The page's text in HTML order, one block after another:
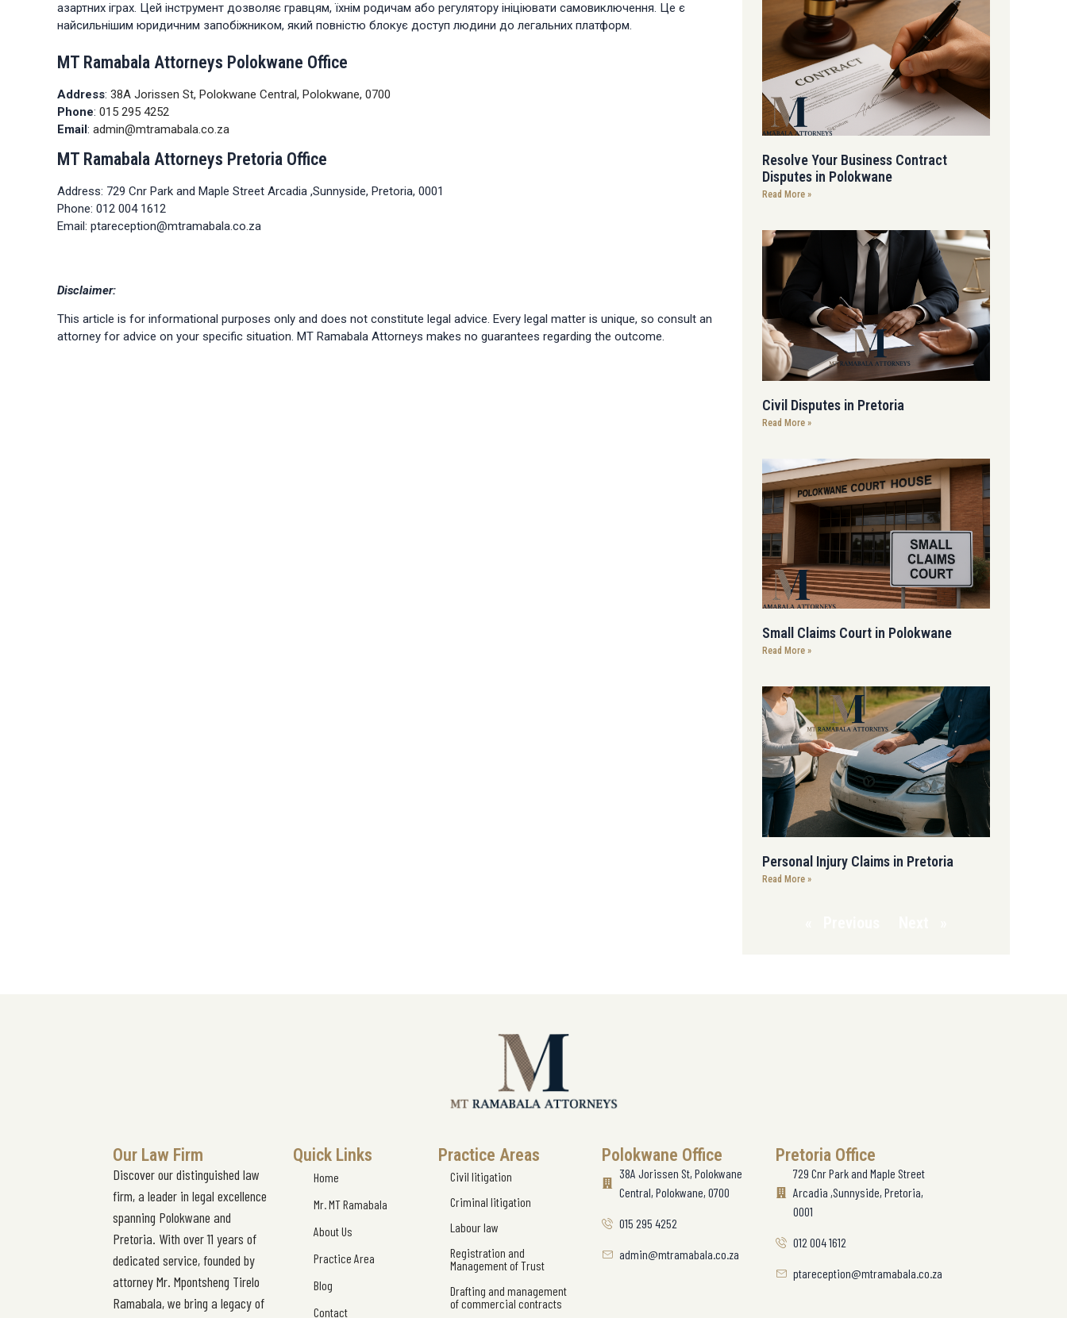
азартних іграх. Цей інструмент дозволяє гравцям, їхнім родичам або регулятору ініціювати самовиключення. Це є
найсильнішим юридичним запобіжником, який повністю блокує доступ людини до легальних платформ.
MT Ramabala Attorneys Polokwane Office
Address: 38A Jorissen St, Polokwane Central, Polokwane, 0700
Phone: 015 295 4252
Email: admin@mtramabala.co.za
MT Ramabala Attorneys Pretoria Office
Address: 729 Cnr Park and Maple Street Arcadia ,Sunnyside, Pretoria, 0001
Phone: 012 004 1612
Email: ptareception@mtramabala.co.za
Disclaimer:
This article is for informational purposes only and does not constitute legal advice. Every legal matter is unique, so consult an
attorney for advice on your specific situation. MT Ramabala Attorneys makes no guarantees regarding the outcome.
Resolve Your Business Contract
Disputes in Polokwane
Read More »
Civil Disputes in Pretoria
Read More »
Small Claims Court in Polokwane
Read More »
Personal Injury Claims in Pretoria
Read More »
Our Law Firm
Discover our distinguished law
firm, a leader in legal excellence
spanning Polokwane and
Pretoria. With over 11 years of
dedicated service, founded by
attorney Mr. Mpontsheng Tirelo
Ramabala, we bring a legacy of
Quick Links
Home
Mr. MT Ramabala
About Us
Practice Area
Blog
Contact
Practice Areas
Civil litigation
Criminal litigation
Labour law
Registration and
Management of Trust
Drafting and management
of commercial contracts
Polokwane Office
38A Jorissen St, Polokwane
Central, Polokwane, 0700
015 295 4252
admin@mtramabala.co.za
Pretoria Office
729 Cnr Park and Maple Street
Arcadia ,Sunnyside, Pretoria,
0001
012 004 1612
ptareception@mtramabala.co.za